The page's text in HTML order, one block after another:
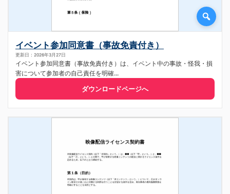
イベント参加同意書（事故免責付き）
更新日：2026年3月27日
イベント参加同意書（事故免責付き）は、イベント中の事故・怪我・損
害について参加者の自己責任を明確...
ダウンロードページへ